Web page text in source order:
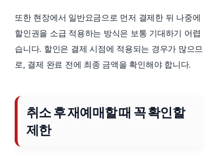
또한 현장에서 일반요금으로 먼저 결제한 뒤 나중에
할인권을 소급 적용하는 방식은 보통 기대하기 어렵
습니다. 할인은 결제 시점에 적용되는 경우가 많으므
로, 결제 완료 전에 최종 금액을 확인해야 합니다.
취소 후 재예매할 때 꼭 확인할
제한